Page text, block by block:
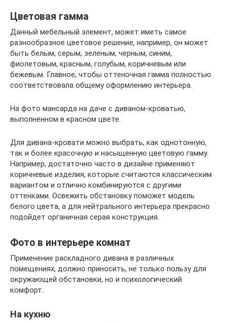
Цветовая гамма
Данный мебельный элемент, может иметь самое
разнообразное цветовое решение, например, он может
быть белым, серым, зеленым, черным, синим,
фиолетовым, красным, голубым, коричневым или
бежевым. Главное, чтобы оттеночная гамма полностью
соответствовала общему оформлению интерьера.
На фото мансарда на даче с диваном-кроватью,
выполненном в красном цвете.
Для дивана-кровати можно выбрать, как однотонную,
так и более красочную и насыщенную цветовую гамму.
Например, достаточно часто в дизайне применяют
коричневые изделия, которые считаются классическим
вариантом и отлично комбинируются с другими
оттенками. Освежить обстановку поможет модель
белого цвета, а для нейтрального интерьера прекрасно
подойдет органичная серая конструкция.
Фото в интерьере комнат
Применение раскладного дивана в различных
помещениях, должно приносить, не только пользу для
окружающей обстановки, но и психологический
комфорт.
На кухню